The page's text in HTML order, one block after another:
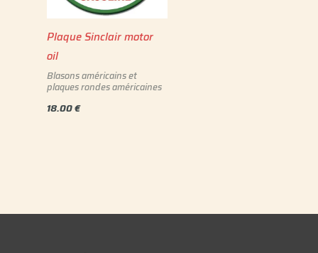
Plaque Sinclair motor
oil
Blasons américains et
plaques rondes américaines
18.00€